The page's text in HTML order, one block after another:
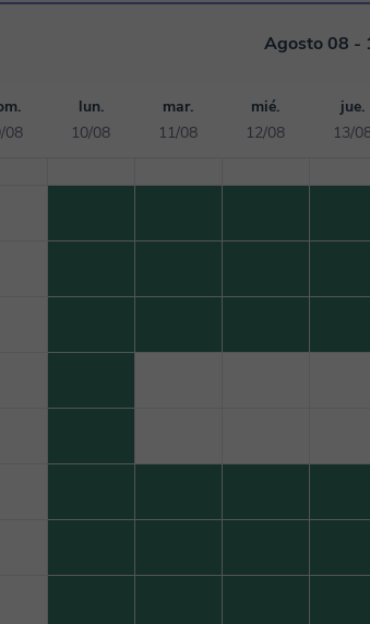
Agosto 08 -
08
lun.
10/08
mar.
11/08
mié.
12/08
jue.
13/